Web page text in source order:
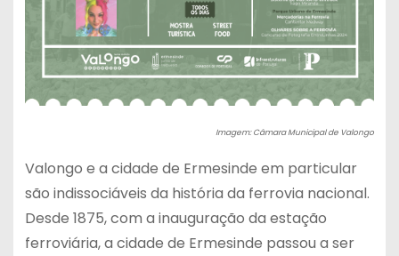
Imagem: Câmara Municipal de Valongo
Valongo e a cidade de Ermesinde em particular
são indissociáveis da história da ferrovia nacional.
Desde 1875, com a inauguração da estação
ferroviária, a cidade de Ermesinde passou a ser